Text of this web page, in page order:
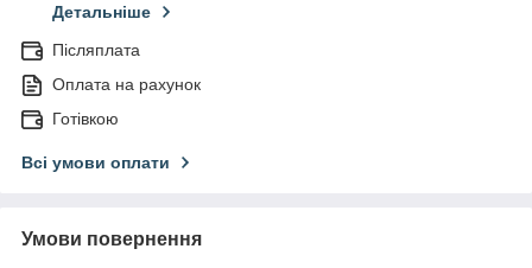
Детальніше
Післяплата
Оплата на рахунок
Готівкою
Всі умови оплати
Умови повернення